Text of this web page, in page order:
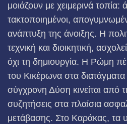
μοιάζουν με χειμερινά τοπία:
τακτοποιημένοι,
ανάπτυξη της άνοιξης. Η
τεχνική και διοικητική,
όχι τη δημιουργία. Η Ρώμη
του Κικέρωνα στα
σύγχρονη Δύση κινείται από
συζητήσεις στα πλαίσια
μετάβασης. Στο Καράκας, τα